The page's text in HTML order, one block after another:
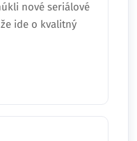
nové seriálové
ide o kvalitný